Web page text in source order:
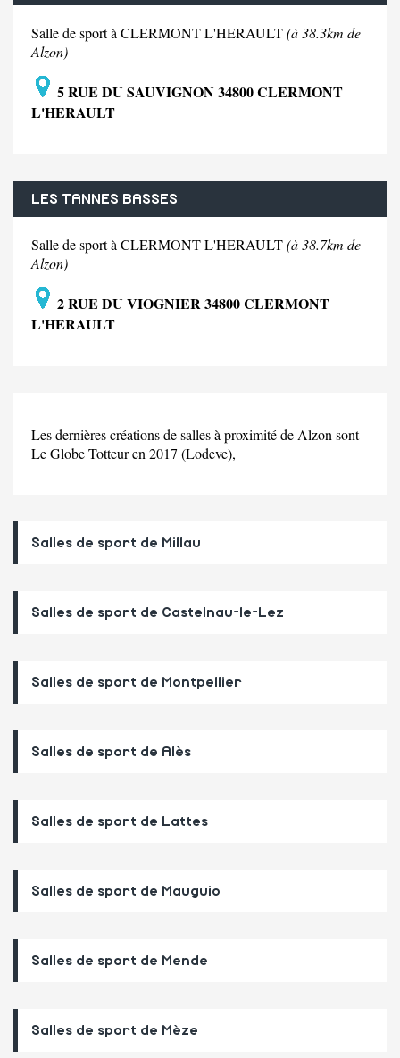
Salle de sport à CLERMONT L'HERAULT(à 38.3km de
Alzon)
5 RUE DU SAUVIGNON 34800 CLERMONT
L'HERAULT
LES TANNES BASSES
Salle de sport à CLERMONT L'HERAULT(à 38.7km de
Alzon)
2 RUE DU VIOGNIER 34800 CLERMONT
L'HERAULT
Les dernières créations de salles à proximité de Alzon sont
Le Globe Totteur en 2017 (Lodeve),
Salles de sport de Millau
Salles de sport de Castelnau-le-Lez
Salles de sport de Montpellier
Salles de sport de Alès
Salles de sport de Lattes
Salles de sport de Mauguio
Salles de sport de Mende
Salles de sport de Mèze